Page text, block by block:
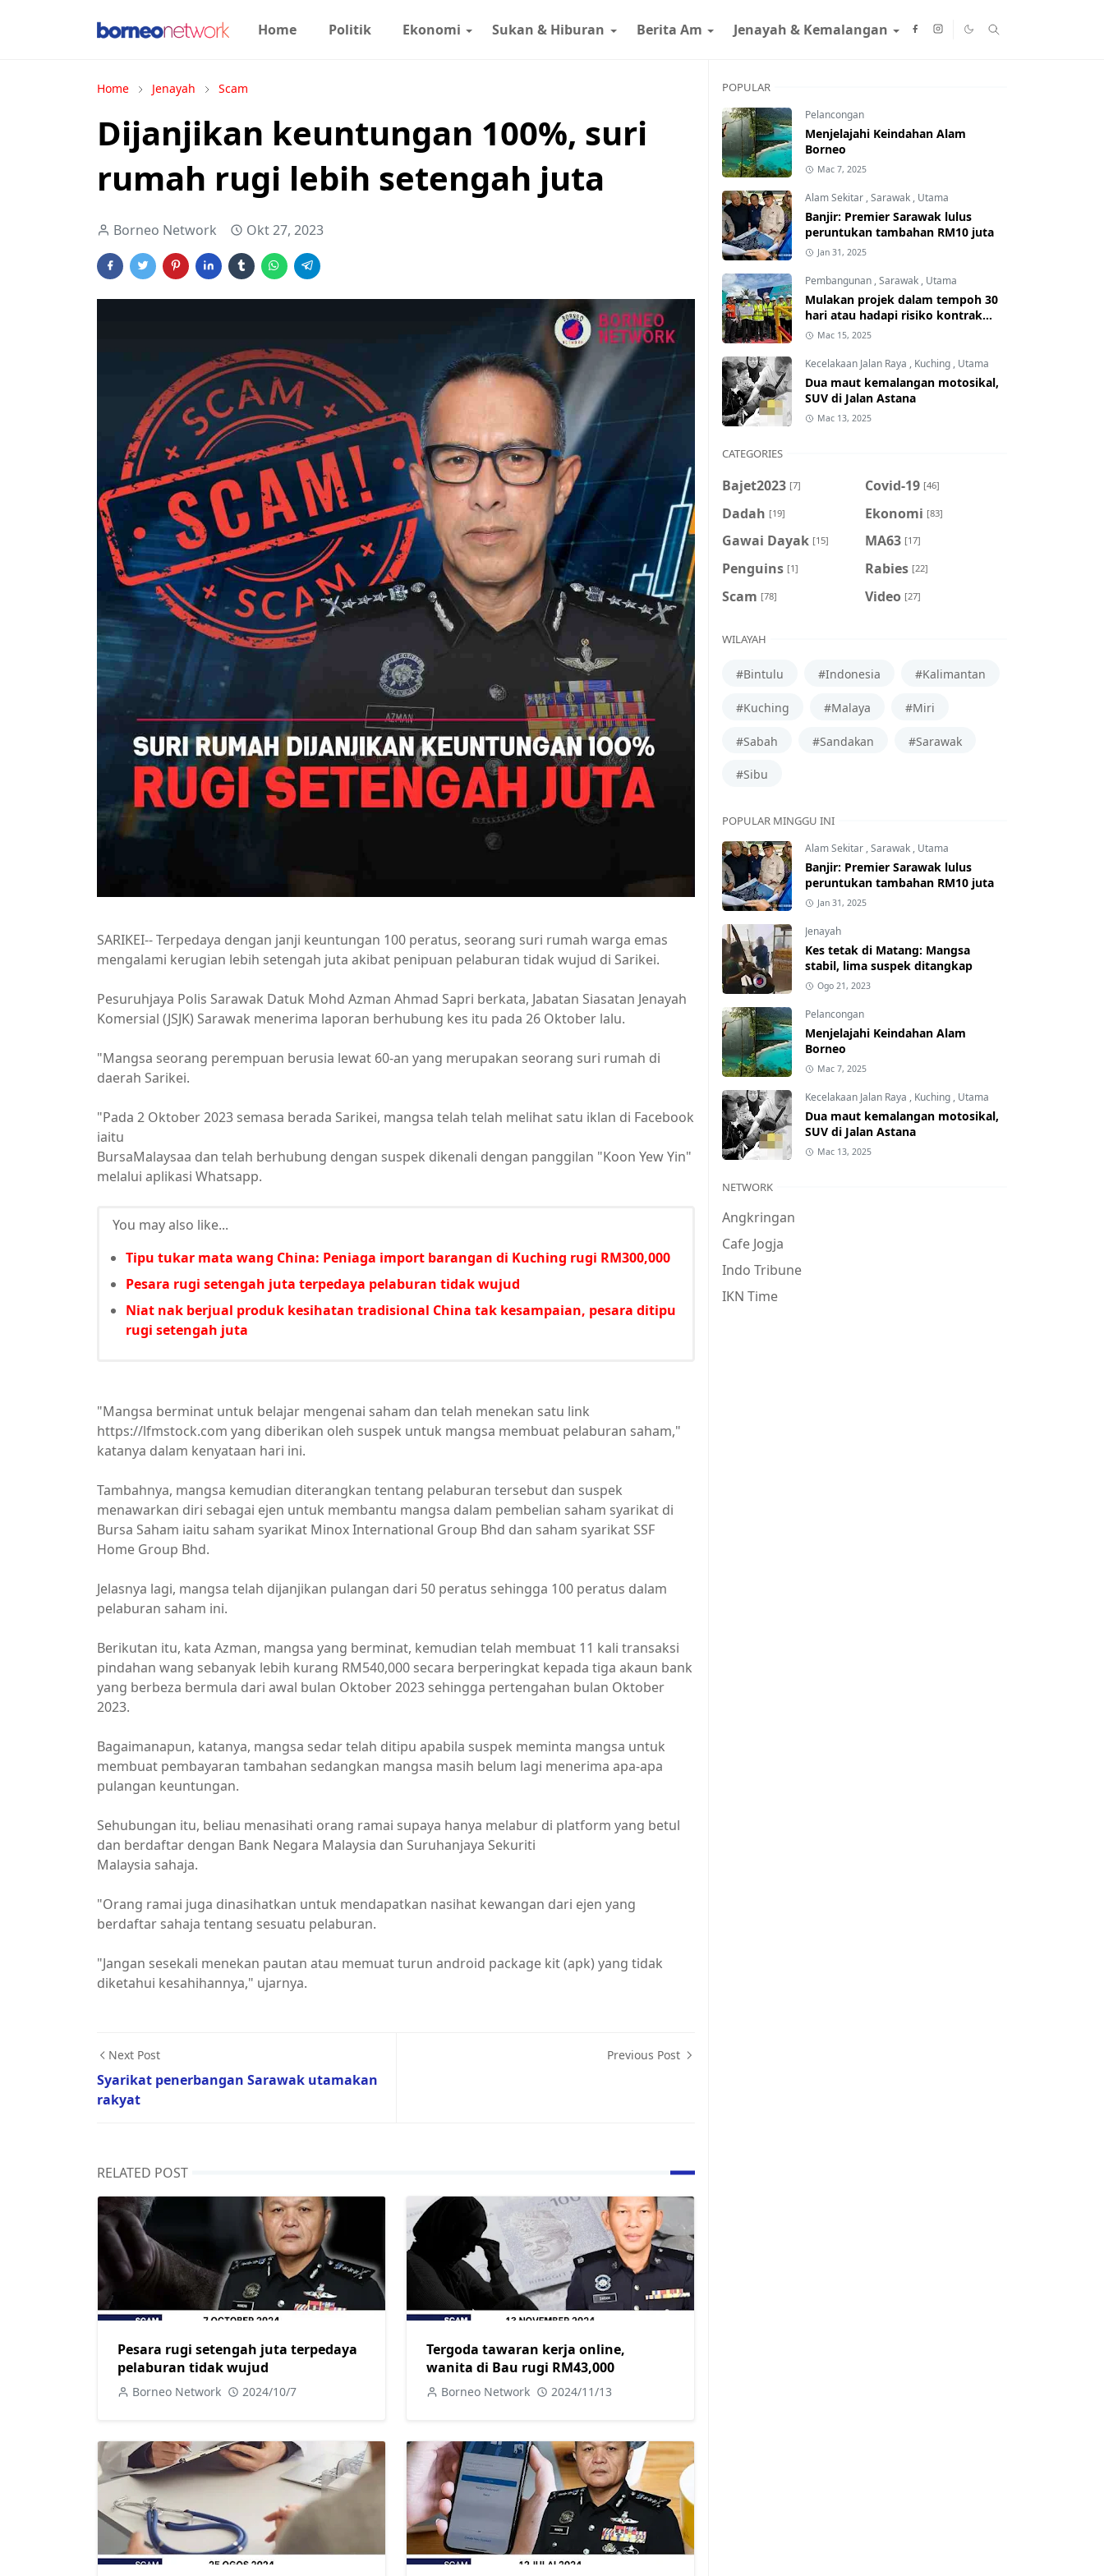
Home Politik Ekonomi Sukan & Hiburan Berita Am Jenayah & Kemalangan
Home Jenayah Scam
Dijanjikan keuntungan 100%, suri
rumah rugi lebih setengah juta
Borneo Network Okt 27, 2023
SARIKEI-- Terpedaya dengan janji keuntungan 100 peratus, seorang suri rumah warga emas
mengalami kerugian lebih setengah juta akibat penipuan pelaburan tidak wujud di Sarikei.
Pesuruhjaya Polis Sarawak Datuk Mohd Azman Ahmad Sapri berkata, Jabatan Siasatan Jenayah
Komersial (JSJK) Sarawak menerima laporan berhubung kes itu pada 26 Oktober lalu.
"Mangsa seorang perempuan berusia lewat 60-an yang merupakan seorang suri rumah di
daerah Sarikei.
"Pada 2 Oktober 2023 semasa berada Sarikei, mangsa telah telah melihat satu iklan di Facebook
iaitu
BursaMalaysaa dan telah berhubung dengan suspek dikenali dengan panggilan "Koon Yew Yin"
melalui aplikasi Whatsapp.
You may also like...
Tipu tukar mata wang China: Peniaga import barangan di Kuching rugi RM300,000
Pesara rugi setengah juta terpedaya pelaburan tidak wujud
Niat nak berjual produk kesihatan tradisional China tak kesampaian, pesara ditipu
rugi setengah juta
"Mangsa berminat untuk belajar mengenai saham dan telah menekan satu link
https://lfmstock.com yang diberikan oleh suspek untuk mangsa membuat pelaburan saham,"
katanya dalam kenyataan hari ini.
Tambahnya, mangsa kemudian diterangkan tentang pelaburan tersebut dan suspek
menawarkan diri sebagai ejen untuk membantu mangsa dalam pembelian saham syarikat di
Bursa Saham iaitu saham syarikat Minox International Group Bhd dan saham syarikat SSF
Home Group Bhd.
Jelasnya lagi, mangsa telah dijanjikan pulangan dari 50 peratus sehingga 100 peratus dalam
pelaburan saham ini.
Berikutan itu, kata Azman, mangsa yang berminat, kemudian telah membuat 11 kali transaksi
pindahan wang sebanyak lebih kurang RM540,000 secara berperingkat kepada tiga akaun bank
yang berbeza bermula dari awal bulan Oktober 2023 sehingga pertengahan bulan Oktober
2023.
Bagaimanapun, katanya, mangsa sedar telah ditipu apabila suspek meminta mangsa untuk
membuat pembayaran tambahan sedangkan mangsa masih belum lagi menerima apa-apa
pulangan keuntungan.
Sehubungan itu, beliau menasihati orang ramai supaya hanya melabur di platform yang betul
dan berdaftar dengan Bank Negara Malaysia dan Suruhanjaya Sekuriti
Malaysia sahaja.
"Orang ramai juga dinasihatkan untuk mendapatkan nasihat kewangan dari ejen yang
berdaftar sahaja tentang sesuatu pelaburan.
"Jangan sesekali menekan pautan atau memuat turun android package kit (apk) yang tidak
diketahui kesahihannya," ujarnya.
Next Post
Syarikat penerbangan Sarawak utamakan
rakyat
Previous Post
RELATED POST
Pesara rugi setengah juta terpedaya
pelaburan tidak wujud
Borneo Network 2024/10/7
Tergoda tawaran kerja online,
wanita di Bau rugi RM43,000
Borneo Network 2024/11/13
POPULAR
Pelancongan
Menjelajahi Keindahan Alam
Borneo
Mac 7, 2025
Alam Sekitar ,Sarawak , Utama
Banjir: Premier Sarawak lulus
peruntukan tambahan RM10 juta
Jan 31, 2025
Pembangunan ,Sarawak , Utama
Mulakan projek dalam tempoh 30
hari atau hadapi risiko kontrak
ditamatkan
Mac 15, 2025
Kecelakaan Jalan Raya , Kuching , Utama
Dua maut kemalangan motosikal,
SUV di Jalan Astana
Mac 13, 2025
CATEGORIES
Bajet2023 [7] Covid-19 [46]
Dadah [19] Ekonomi [83]
Gawai Dayak [15] MA63 [17]
Penguins [1] Rabies [22]
Scam [78] Video [27]
WILAYAH
#Bintulu #Indonesia #Kalimantan
#Kuching #Malaya #Miri
#Sabah #Sandakan #Sarawak
#Sibu
POPULAR MINGGU INI
Alam Sekitar ,Sarawak , Utama
Banjir: Premier Sarawak lulus
peruntukan tambahan RM10 juta
Jan 31, 2025
Jenayah
Kes tetak di Matang: Mangsa
stabil, lima suspek ditangkap
Ogo 21, 2023
Pelancongan
Menjelajahi Keindahan Alam
Borneo
Mac 7, 2025
Kecelakaan Jalan Raya , Kuching , Utama
Dua maut kemalangan motosikal,
SUV di Jalan Astana
Mac 13, 2025
NETWORK
Angkringan
Cafe Jogja
Indo Tribune
IKN Time